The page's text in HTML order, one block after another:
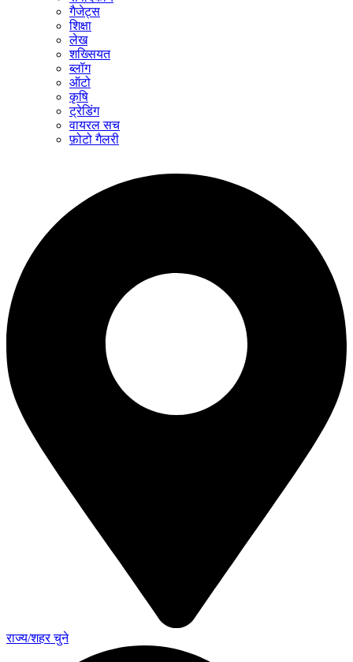
गैजेट्स
शिक्षा
लेख
शख्सियत
ब्लॉग
ऑटो
कृषि
ट्रेडिंग
वायरल सच
फ़ोटो गैलरी
राज्य/शहर चुने